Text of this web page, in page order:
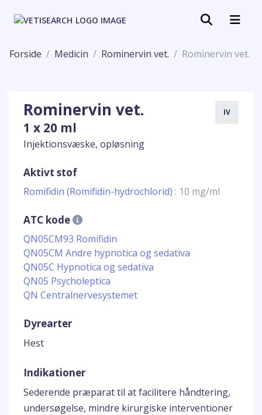
Forside Medicin Rominervin vet. Rominervin vet.
Rominervin vet.
1 x 20 ml
Injektionsvæske, opløsning
IV
Aktivt stof
Romifidin (Romifidin-hydrochlorid) : 10 mg/ml
ATC kode
QN05CM93 Romifidin
QN05CM Andre hypnotica og sedativa
QN05C Hypnotica og sedativa
QN05 Psycholeptica
QN Centralnervesystemet
Dyrearter
Hest
Indikationer
Sederende præparat til at facilitere håndtering,
undersøgelse, mindre kirurgiske interventioner